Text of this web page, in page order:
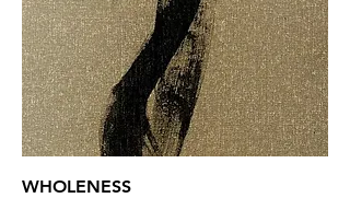
WHOLENESS